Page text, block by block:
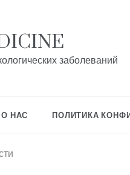
заболеваний
О НАС ПОЛИТИКА